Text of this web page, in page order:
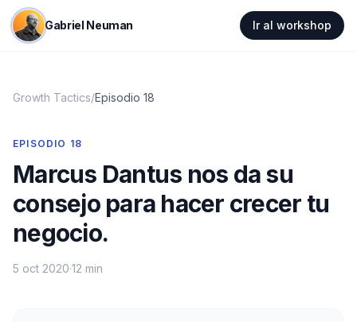
Gabriel Neuman Ir al workshop
Growth Tactics/Episodio 18
EPISODIO 18
Marcus Dantus nos da su
consejo para hacer crecer tu
negocio.
5 oct 2020·12 min